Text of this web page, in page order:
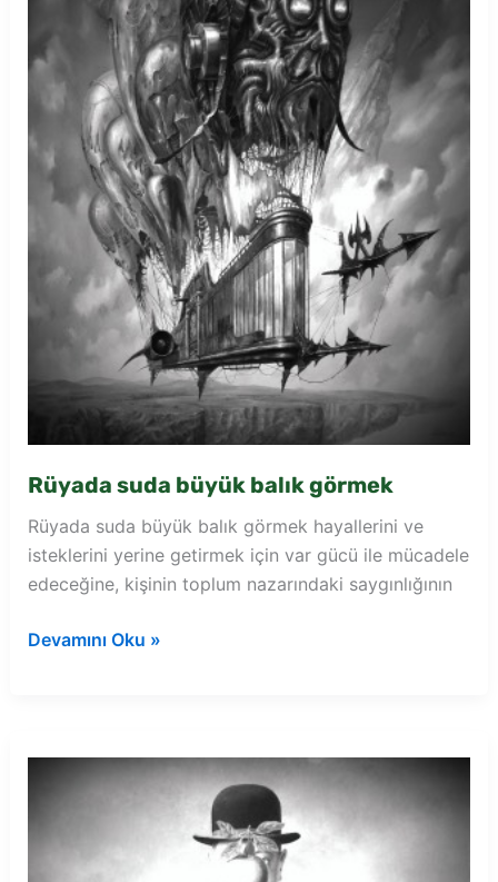
Rüyada suda büyük balık görmek
Rüyada suda büyük balık görmek hayallerini ve
isteklerini yerine getirmek için var gücü ile mücadele
edeceğine, kişinin toplum nazarındaki saygınlığının
Rüyada
görmek
Devamını Oku »